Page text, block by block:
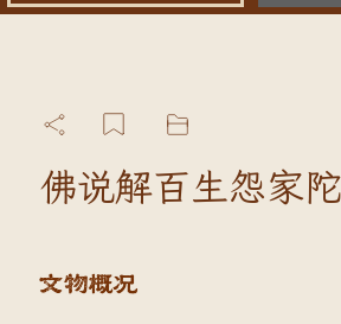
佛说解百生怨家